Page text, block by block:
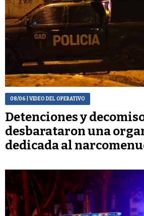
08/06 | VIDEO DEL OPERATIVO
Detenciones y
desbarataron una
dedicada al